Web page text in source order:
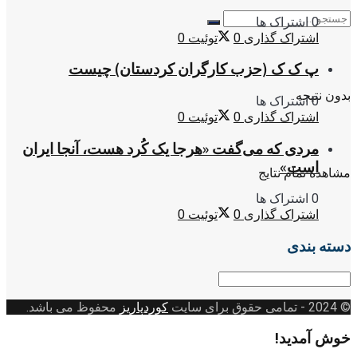
بدون نتیجه
مشاهده تمام نتایج
0 اشتراک ها
اشتراک گذاری 0 توئیت 0
پ ک ک (حزب کارگران کردستان) چیست
0 اشتراک ها
اشتراک گذاری 0 توئیت 0
مردی که می‌گفت «هرجا یک کُرد هست، آنجا ایران
است»
0 اشتراک ها
اشتراک گذاری 0 توئیت 0
دسته بندی
دسته
© 2024
- تمامی حقوق برای سایت کوردپاریز محفوظ می باشد.
خوش آمدید!